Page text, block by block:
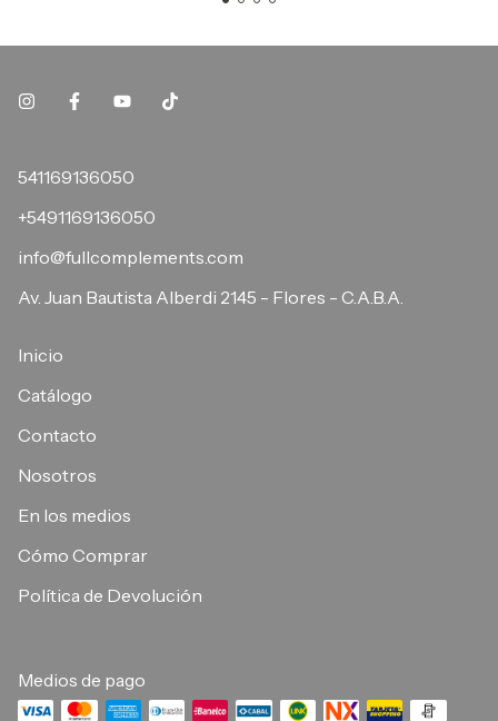
541169136050
+5491169136050
info@fullcomplements.com
Av. Juan Bautista Alberdi 2145 - Flores - C.A.B.A.
Inicio
Catálogo
Contacto
Nosotros
En los medios
Cómo Comprar
Política de Devolución
Medios de pago